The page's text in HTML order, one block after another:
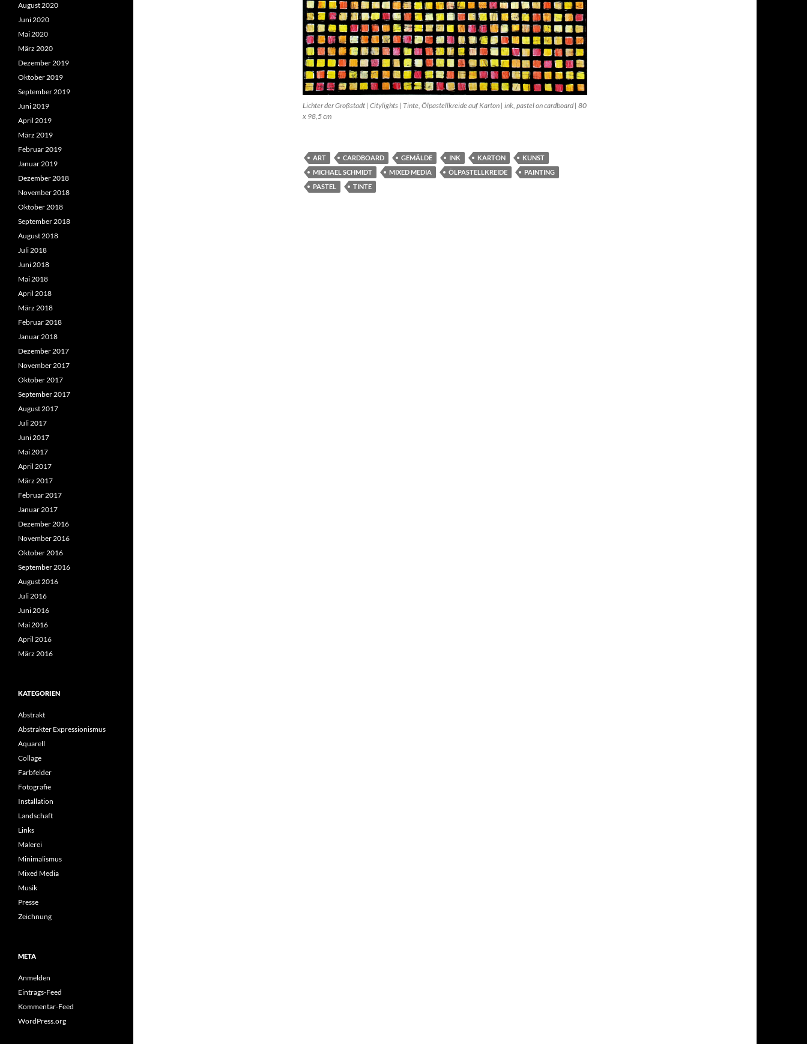
Lichter der Großstadt | Citylights | Tinte, Ölpastellkreide auf Karton | ink, pastel on cardboard | 80
x 98,5 cm
ART CARDBOARD GEMÄLDE INK KARTON
KUNST
MICHAEL SCHMIDT
MIXED MEDIA ÖLPASTELLKREIDE
PAINTING
PASTEL
TINTE
August 2020
Juni 2020
Mai 2020
März 2020
Dezember 2019
Oktober 2019
September 2019
Juni 2019
April 2019
März 2019
Februar 2019
Januar 2019
Dezember 2018
November 2018
Oktober 2018
September 2018
August 2018
Juli 2018
Juni 2018
Mai 2018
April 2018
März 2018
Februar 2018
Januar 2018
Dezember 2017
November 2017
Oktober 2017
September 2017
August 2017
Juli 2017
Juni 2017
Mai 2017
April 2017
März 2017
Februar 2017
Januar 2017
Dezember 2016
November 2016
Oktober 2016
September 2016
August 2016
Juli 2016
Juni 2016
Mai 2016
April 2016
März 2016
KATEGORIEN
Abstrakt
Abstrakter Expressionismus
Aquarell
Collage
Farbfelder
Fotografie
Installation
Landschaft
Links
Malerei
Minimalismus
Mixed Media
Musik
Presse
Zeichnung
META
Anmelden
Eintrags-Feed
Kommentar-Feed
WordPress.org